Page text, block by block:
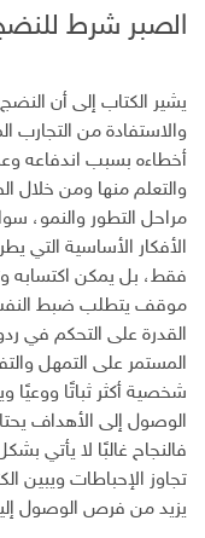
الصبر شرط
يشير الكتاب إلى أن
والاستفادة من التجارب
أخطاءه بسبب اندفاعه
والتعلم منها ومن خلال
مراحل التطور والنمو،
الأفكار الأساسية التي
فقط، بل يمكن اكتسابه
موقف يتطلب ضبط
القدرة على التحكم في
المستمر على التمهل
شخصية أكثر ثباتًا ووعيًا
الوصول إلى الأهداف
فالنجاح غالبًا لا يأتي
تجاوز الإحباطات ويبين
يزيد من فرص الوصول